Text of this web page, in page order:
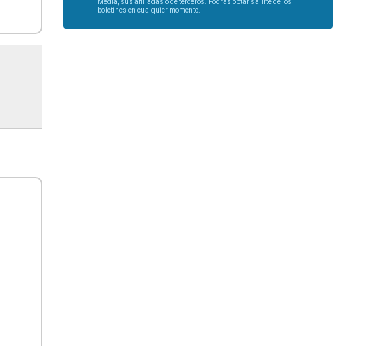
Media, sus afiliadas o de terceros. Podrás optar salirte de los
boletines en cualquier momento.